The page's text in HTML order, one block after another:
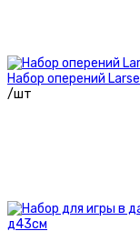
Набор оперений
/шт